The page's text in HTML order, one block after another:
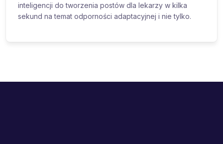
inteligencji do tworzenia postów dla lekarzy w kilka
sekund na temat odporności adaptacyjnej i nie tylko.